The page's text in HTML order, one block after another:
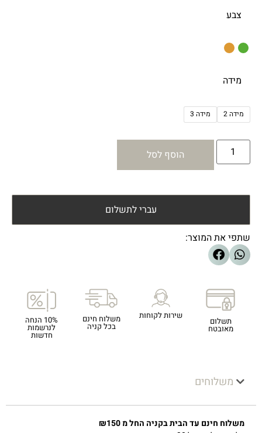
צבע
מידה
מידה 2 מידה 3
הוסף לסל
עברי לתשלום
שתפי את המוצר:
תשלום
מאובטח
שירות לקוחות משלוח חינם
בכל קניה
10% הנחה
לנרשמות
חדשות
משלוחים
משלוח חינם עד הבית בקניה החל מ ₪150